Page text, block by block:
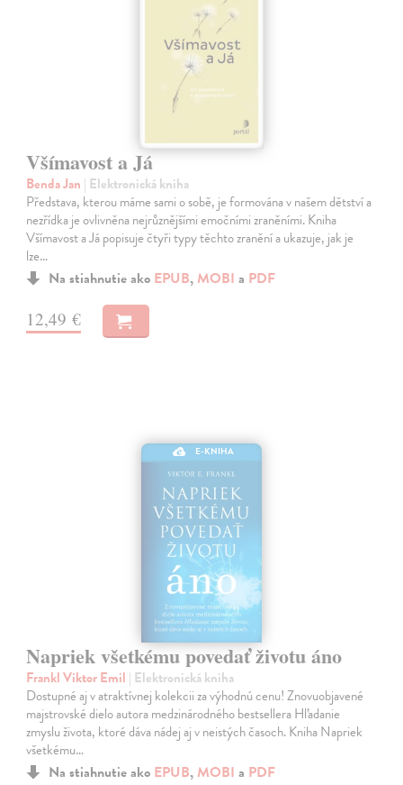
Všímavost a Já
Benda Jan | Elektronická kniha
Představa, kterou máme sami o sobě, je formována v našem dětství a
nezřídka je ovlivněna nejrůznějšími emočními zraněními. Kniha
Všímavost a Já popisuje čtyři typy těchto zranění a ukazuje, jak je
lze…
Na stiahnutie ako EPUB, MOBI a PDF
12,49 €
E-KNIHA
Napriek všetkému povedať životu áno
Frankl Viktor Emil | Elektronická kniha
Dostupné aj v atraktívnej kolekcii za výhodnú cenu! Znovuobjavené
majstrovské dielo autora medzinárodného bestsellera Hľadanie
zmyslu života, ktoré dáva nádej aj v neistých časoch. Kniha Napriek
všetkému…
Na stiahnutie ako EPUB, MOBI a PDF